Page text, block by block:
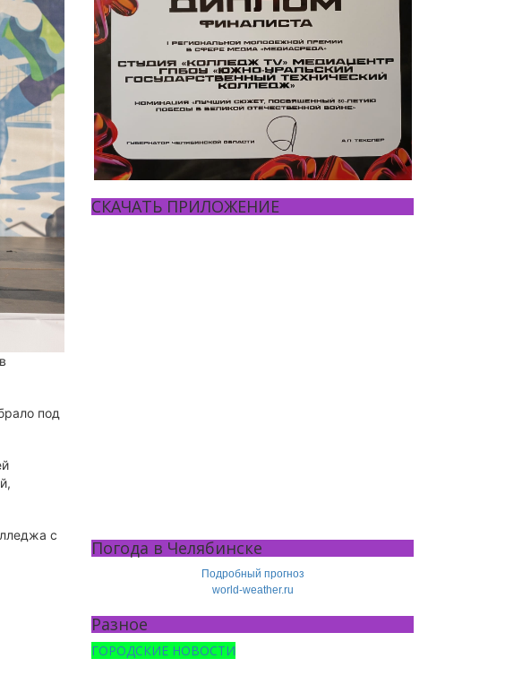
под
с
СКАЧАТЬ ПРИЛОЖЕНИЕ
Погода в Челябинске
Подробный прогноз
world-weather.ru
Разное
ГОРОДСКИЕ НОВОСТИ